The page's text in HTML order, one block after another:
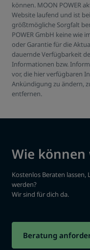
können. MOON POWER
Website laufend und ist
größtmögliche Sorgfalt
POWER GmbH keine wie
oder Garantie für die
dauernde Verfügbarkeit
Informationen bzw.
vor, die hier verfügbaren
Ankündigung zu ändern,
entfernen.
Wie
Kostenlos Beraten
werden?
Wir sind für dich da.
Beratung